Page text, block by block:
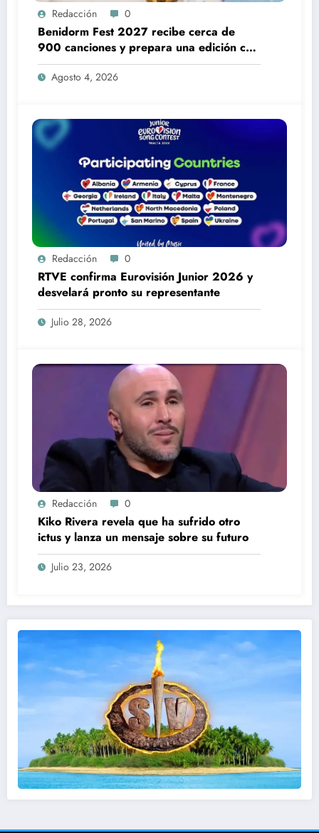
Redacción 0
Benidorm Fest 2027 recibe cerca de
900 canciones y prepara una edición con
más aspirantes
Agosto 4, 2026
Redacción 0
RTVE confirma Eurovisión Junior 2026 y
desvelará pronto su representante
Julio 28, 2026
Redacción 0
Kiko Rivera revela que ha sufrido otro
ictus y lanza un mensaje sobre su futuro
Julio 23, 2026